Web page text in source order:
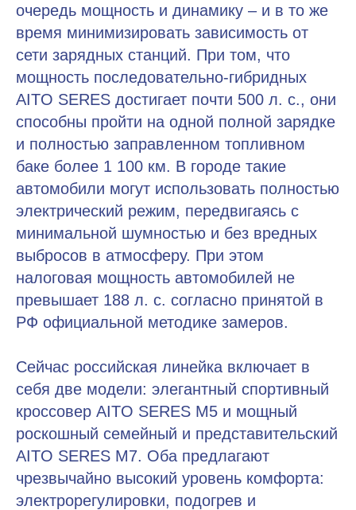
очередь мощность и динамику – и в то же
время минимизировать зависимость от
сети зарядных станций. При том, что
мощность последовательно-гибридных
AITO SERES достигает почти 500 л. с., они
способны пройти на одной полной зарядке
и полностью заправленном топливном
баке более 1 100 км. В городе такие
автомобили могут использовать полностью
электрический режим, передвигаясь с
минимальной шумностью и без вредных
выбросов в атмосферу. При этом
налоговая мощность автомобилей не
превышает 188 л. с. согласно принятой в
РФ официальной методике замеров.
Сейчас российская линейка включает в
себя две модели: элегантный спортивный
кроссовер AITO SERES M5 и мощный
роскошный семейный и представительский
AITO SERES M7. Оба предлагают
чрезвычайно высокий уровень комфорта:
электрорегулировки, подогрев и